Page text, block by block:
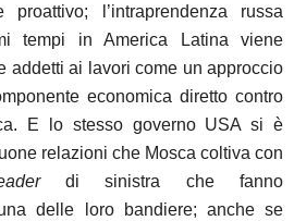
l’intraprendenza russa
tempi in America Latina viene
addetti ai lavori come un approccio
economica diretto contro
E lo stesso governo USA si è
relazioni che Mosca coltiva con
di sinistra che fanno
una delle loro bandiere; anche se